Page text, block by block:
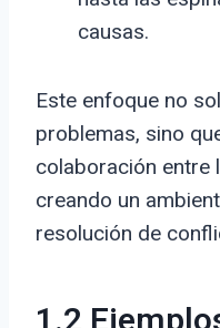
causas.
Este enfoque no
problemas, sino
colaboración entre
creando un
resolución de